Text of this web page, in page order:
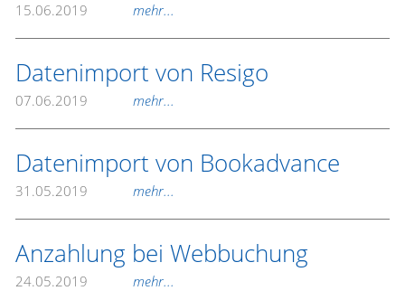
15.06.2019 mehr...
Datenimport von Resigo
07.06.2019 mehr...
Datenimport von Bookadvance
31.05.2019 mehr...
Anzahlung bei Webbuchung
24.05.2019 mehr...